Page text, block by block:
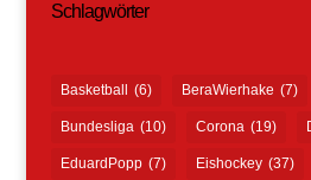
Schlagwörter
Basketball (6) BeraWierhake (7)
Bundesliga (10) Corona (19)
EduardPopp (7) Eishockey (37)